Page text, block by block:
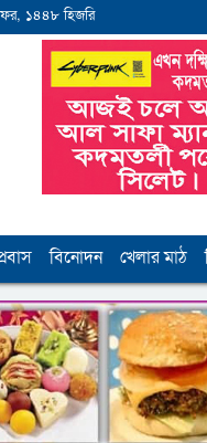
১৪৪৮ হিজরি
বিনোদন খেলার মাঠ